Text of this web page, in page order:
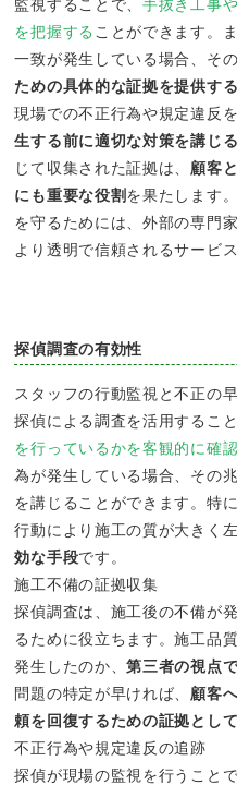
監視することで、手抜き工事
を把握する ことができます。
一致が発生している場合、そ
ための具体的な証拠を提供す
現場での不正行為や規定違反
生する前に適切な対策を講じ
じて収集された証拠は、 顧客
にも重要な役割を果たします
を守るためには、外部の専門
より透明で信頼されるサービ
探偵調査の有効性
スタッフの行動監視と不正の
探偵による調査を活用すること
を行っているかを客観的に確認
為が発生している場合、その
を講じることができます。特
行動により施工の質が大きく
効な手段です。
施工不備の証拠収集
探偵調査は、施工後の不備が
るために役立ちます。施工品
発生したのか、第三者の視点
問題の特定が早ければ、 顧客
頼を回復するための証拠とし
不正行為や規定違反の追跡
探偵が現場の監視を行うことで